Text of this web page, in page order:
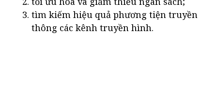
tìm kiếm hiệu quả phương tiện truyền
thông các kênh truyền hình.